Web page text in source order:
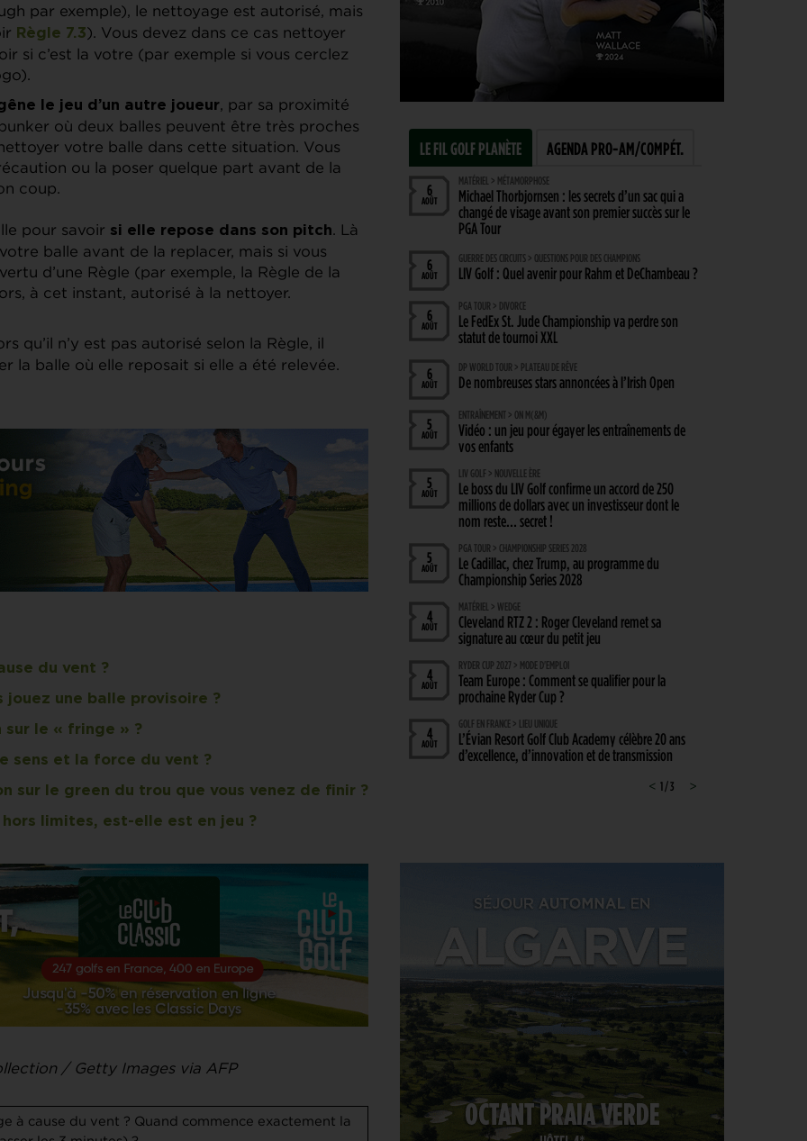
par exemple), le nettoyage est autorisé, mais
Règle 7.3). Vous devez dans ce cas nettoyer
si c’est la votre (par exemple si vous cerclez
le jeu d’un autre joueur, par sa proximité
où deux balles peuvent être très proches
votre balle dans cette situation. Vous
ou la poser quelque part avant de la
coup.
pour savoir si elle repose dans son pitch. Là
balle avant de la replacer, mais si vous
d’une Règle (par exemple, la Règle de la
à cet instant, autorisé à la nettoyer.
qu’il n’y est pas autorisé selon la Règle, il
la balle où elle reposait si elle a été relevée.
du vent ?
jouez une balle provisoire ?
sur le « fringe » ?
sens et la force du vent ?
sur le green du trou que vous venez de finir ?
limites, est-elle est en jeu ?
/ Getty Images via AFP
à cause du vent ? Quand commence exactement la
LE FIL GOLF PLANÈTE AGENDA PRO-AM/COMPÉT.
6
AOÛT
MATÉRIEL > MÉTAMORPHOSE
Michael Thorbjornsen : les secrets d’un sac qui a
changé de visage avant son premier succès sur le
PGA Tour
6
AOÛT
GUERRE DES CIRCUITS > QUESTIONS POUR DES CHAMPIONS
LIV Golf : Quel avenir pour Rahm et DeChambeau ?
6
AOÛT
PGA TOUR > DIVORCE
Le FedEx St. Jude Championship va perdre son
statut de tournoi XXL
6
AOÛT
DP WORLD TOUR > PLATEAU DE RÊVE
De nombreuses stars annoncées à l’Irish Open
5
AOÛT
ENTRAÎNEMENT > ON M(&M)
Vidéo : un jeu pour égayer les entraînements de
vos enfants
5
AOÛT
LIV GOLF > NOUVELLE ÈRE
Le boss du LIV Golf confirme un accord de 250
millions de dollars avec un investisseur dont le
nom reste… secret !
5
AOÛT
PGA TOUR > CHAMPIONSHIP SERIES 2028
Le Cadillac, chez Trump, au programme du
Championship Series 2028
4
AOÛT
MATÉRIEL > WEDGE
Cleveland RTZ 2 : Roger Cleveland remet sa
signature au cœur du petit jeu
4
AOÛT
RYDER CUP 2027 > MODE D'EMPLOI
Team Europe : Comment se qualifier pour la
prochaine Ryder Cup ?
4
AOÛT
GOLF EN FRANCE > LIEU UNIQUE
L’Évian Resort Golf Club Academy célèbre 20 ans
d’excellence, d’innovation et de transmission
s’en fiche !
Solheim Cup 2026 : ces cinq joueuses qui restent à
SOLHEIM CUP 2026 > QUALIFIÉES !
Angel Yin et Jennifer Kupcho rejoignent Nelly
Korda dans la liste des qualifiées pour la Solheim
Cup 2026
4
AOÛT
PGA TOUR > PÉPITE
Qui est Tommy Morrison, la nouvelle pépite qui
s’apprête à débarquer sur le PGA Tour ?
WYNDHAM CHAMPIONSHIP > FEDEXCUP
FedExCup : Bradley, Day, Koepka, Finau… Pavon
et Saddier jouent gros au Wyndham Championship
< >
1 / 3